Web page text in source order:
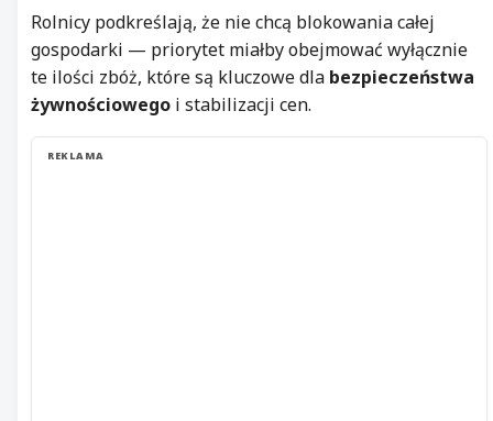
Rolnicy podkreślają, że nie chcą blokowania całej
gospodarki — priorytet miałby obejmować wyłącznie
te ilości zbóż, które są kluczowe dla bezpieczeństwa
żywnościowego i stabilizacji cen.
REKLAMA